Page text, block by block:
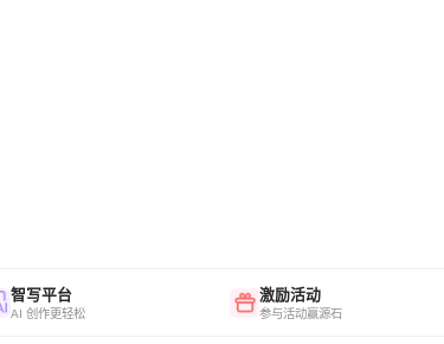
智写平台
AI 创作更轻松
激励活动
参与活动赢源石